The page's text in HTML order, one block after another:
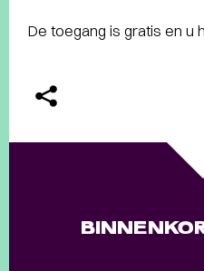
De toegang is gratis en u